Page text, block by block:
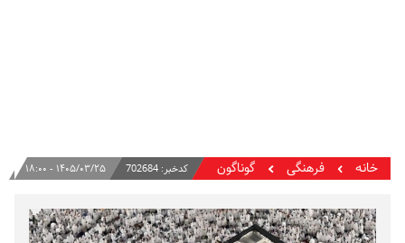
خانه فرهنگی گوناگون کدخبر: 702684 ۱۴۰۵/۰۳/۲۵ - ۱۸:۰۰